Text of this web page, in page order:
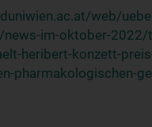
web/
im-oktober-2022/
heribert-konzett-
pharmakologischen-